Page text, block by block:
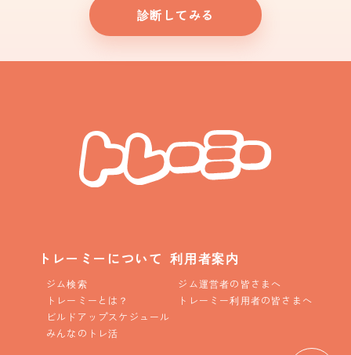
診断してみる
トレーミーについて
ジム検索
トレーミーとは？
ビルドアップスケジュール
みんなのトレ活
利用者案内
ジム運営者の皆さまへ
トレーミー利用者の皆さまへ